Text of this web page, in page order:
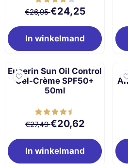
Van 26,95 voor 24,25
€26,95€24,25
In winkelmand
Eucerin Sun Oil Control
Gel-Crème SPF50+
50ml
Van 27,49 voor 20,62
€27,49€20,62
In winkelmand